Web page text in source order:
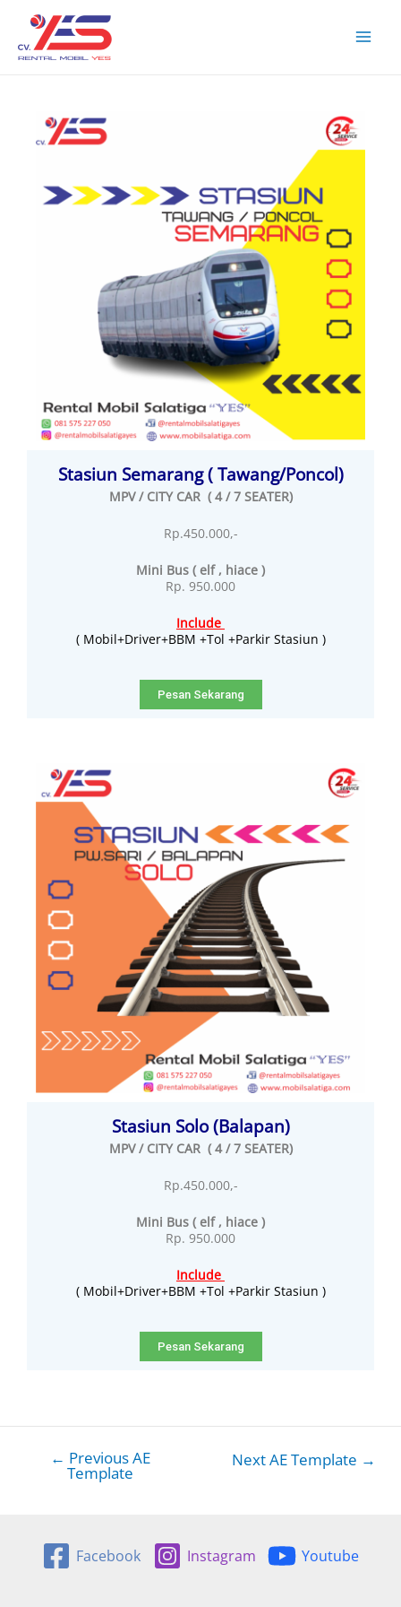
Stasiun Semarang ( Tawang/Poncol)
MPV / CITY CAR ( 4 / 7 SEATER)
Rp.450.000,-
Mini Bus ( elf , hiace )
Rp. 950.000
Include
( Mobil+Driver+BBM +Tol +Parkir Stasiun )
Pesan Sekarang
Stasiun Solo (Balapan)
MPV / CITY CAR ( 4 / 7 SEATER)
Rp.450.000,-
Mini Bus ( elf , hiace )
Rp. 950.000
Include
( Mobil+Driver+BBM +Tol +Parkir Stasiun )
Pesan Sekarang
← Previous AE
Template
Next AE Template →
Facebook Instagram Youtube